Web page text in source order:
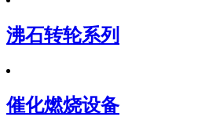
沸石转轮系列
催化燃烧设备